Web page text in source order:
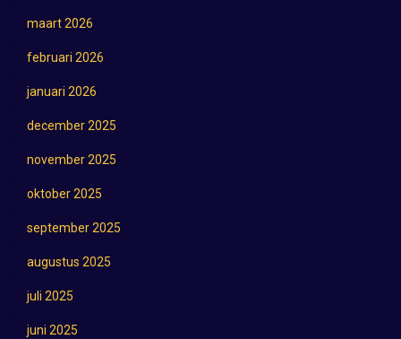
maart 2026
februari 2026
januari 2026
december 2025
november 2025
oktober 2025
september 2025
augustus 2025
juli 2025
juni 2025